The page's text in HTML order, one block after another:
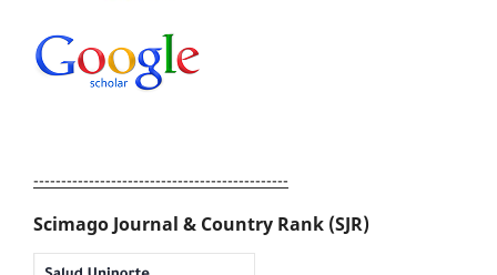
----------------------------------------------
Scimago Journal & Country Rank (SJR)